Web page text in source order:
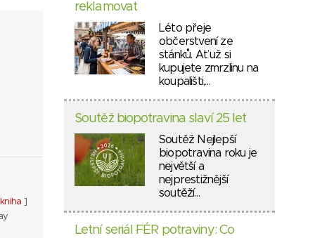
kniha ]
reklamovat
Léto přeje
občerstvení ze
stánků. Ať už si
kupujete zmrzlinu na
koupališti,…
Soutěž biopotravina slaví 25 let
Soutěž Nejlepší
biopotravina roku je
největší a
nejprestižnější
soutěží…
Letní seriál FÉR potraviny: Co